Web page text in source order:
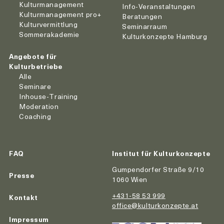
Kulturmanagement
Kulturmanagement pro+
Kulturvermittlung
Sommerakademie
Angebote für
Kulturbetriebe
Alle
Seminare
Inhouse-Training
Moderation
Coaching
Info-Veranstaltungen
Beratungen
Seminarraum
Kulturkonzepte Hamburg
FAQ
Presse
Kontakt
Impressum
Institut für Kulturkonzepte
Gumpendorfer Straße 9/10
1060 Wien
+431-58 53 999
office@kulturkonzepte.at